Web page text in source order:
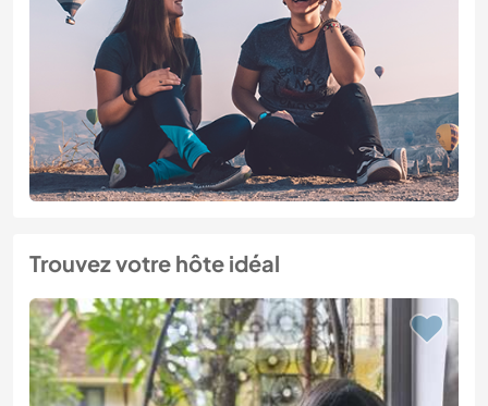
Trouvez votre hôte idéal